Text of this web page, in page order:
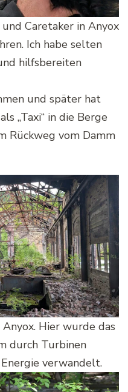
Caretaker in Anyox
Ich habe selten
hilfsbereiten
und später hat
„Taxi“ in die Berge
Rückweg vom Damm
Hier wurde das
durch Turbinen
verwandelt.